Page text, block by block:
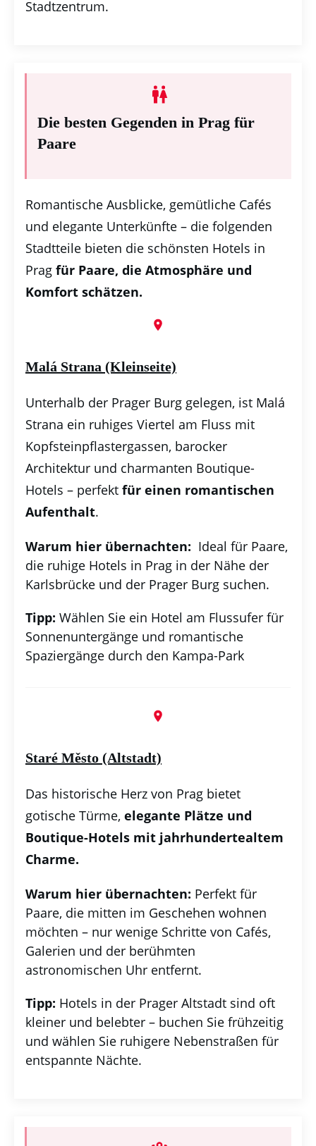
Stadtzentrum.
Die besten Gegenden in Prag für
Paare
Romantische Ausblicke, gemütliche Cafés
und elegante Unterkünfte – die folgenden
Stadtteile bieten die schönsten Hotels in
Prag für Paare, die Atmosphäre und
Komfort schätzen.
Malá Strana (Kleinseite)
Unterhalb der Prager Burg gelegen, ist Malá
Strana ein ruhiges Viertel am Fluss mit
Kopfsteinpflastergassen, barocker
Architektur und charmanten Boutique-
Hotels – perfekt für einen romantischen
Aufenthalt.
Warum hier übernachten: Ideal für Paare,
die ruhige Hotels in Prag in der Nähe der
Karlsbrücke und der Prager Burg suchen.
Tipp: Wählen Sie ein Hotel am Flussufer für
Sonnenuntergänge und romantische
Spaziergänge durch den Kampa-Park
Staré Město (Altstadt)
Das historische Herz von Prag bietet
gotische Türme, elegante Plätze und
Boutique-Hotels mit jahrhundertealtem
Charme.
Warum hier übernachten: Perfekt für
Paare, die mitten im Geschehen wohnen
möchten – nur wenige Schritte von Cafés,
Galerien und der berühmten
astronomischen Uhr entfernt.
Tipp: Hotels in der Prager Altstadt sind oft
kleiner und belebter – buchen Sie frühzeitig
und wählen Sie ruhigere Nebenstraßen für
entspannte Nächte.